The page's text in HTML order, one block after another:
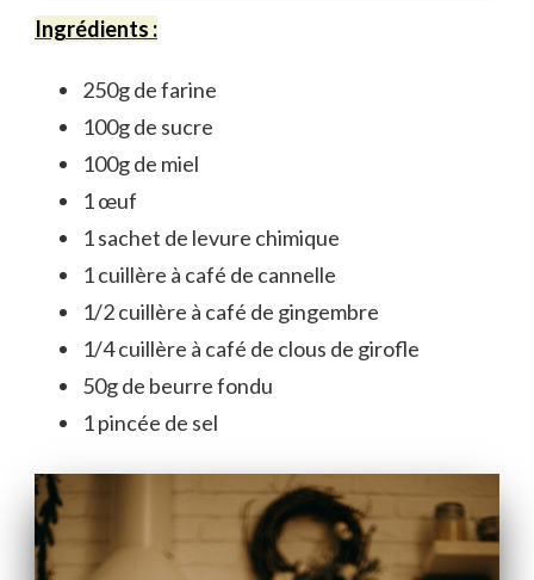
Ingrédients :
250g de farine
100g de sucre
100g de miel
1 œuf
1 sachet de levure chimique
1 cuillère à café de cannelle
1/2 cuillère à café de gingembre
1/4 cuillère à café de clous de girofle
50g de beurre fondu
1 pincée de sel